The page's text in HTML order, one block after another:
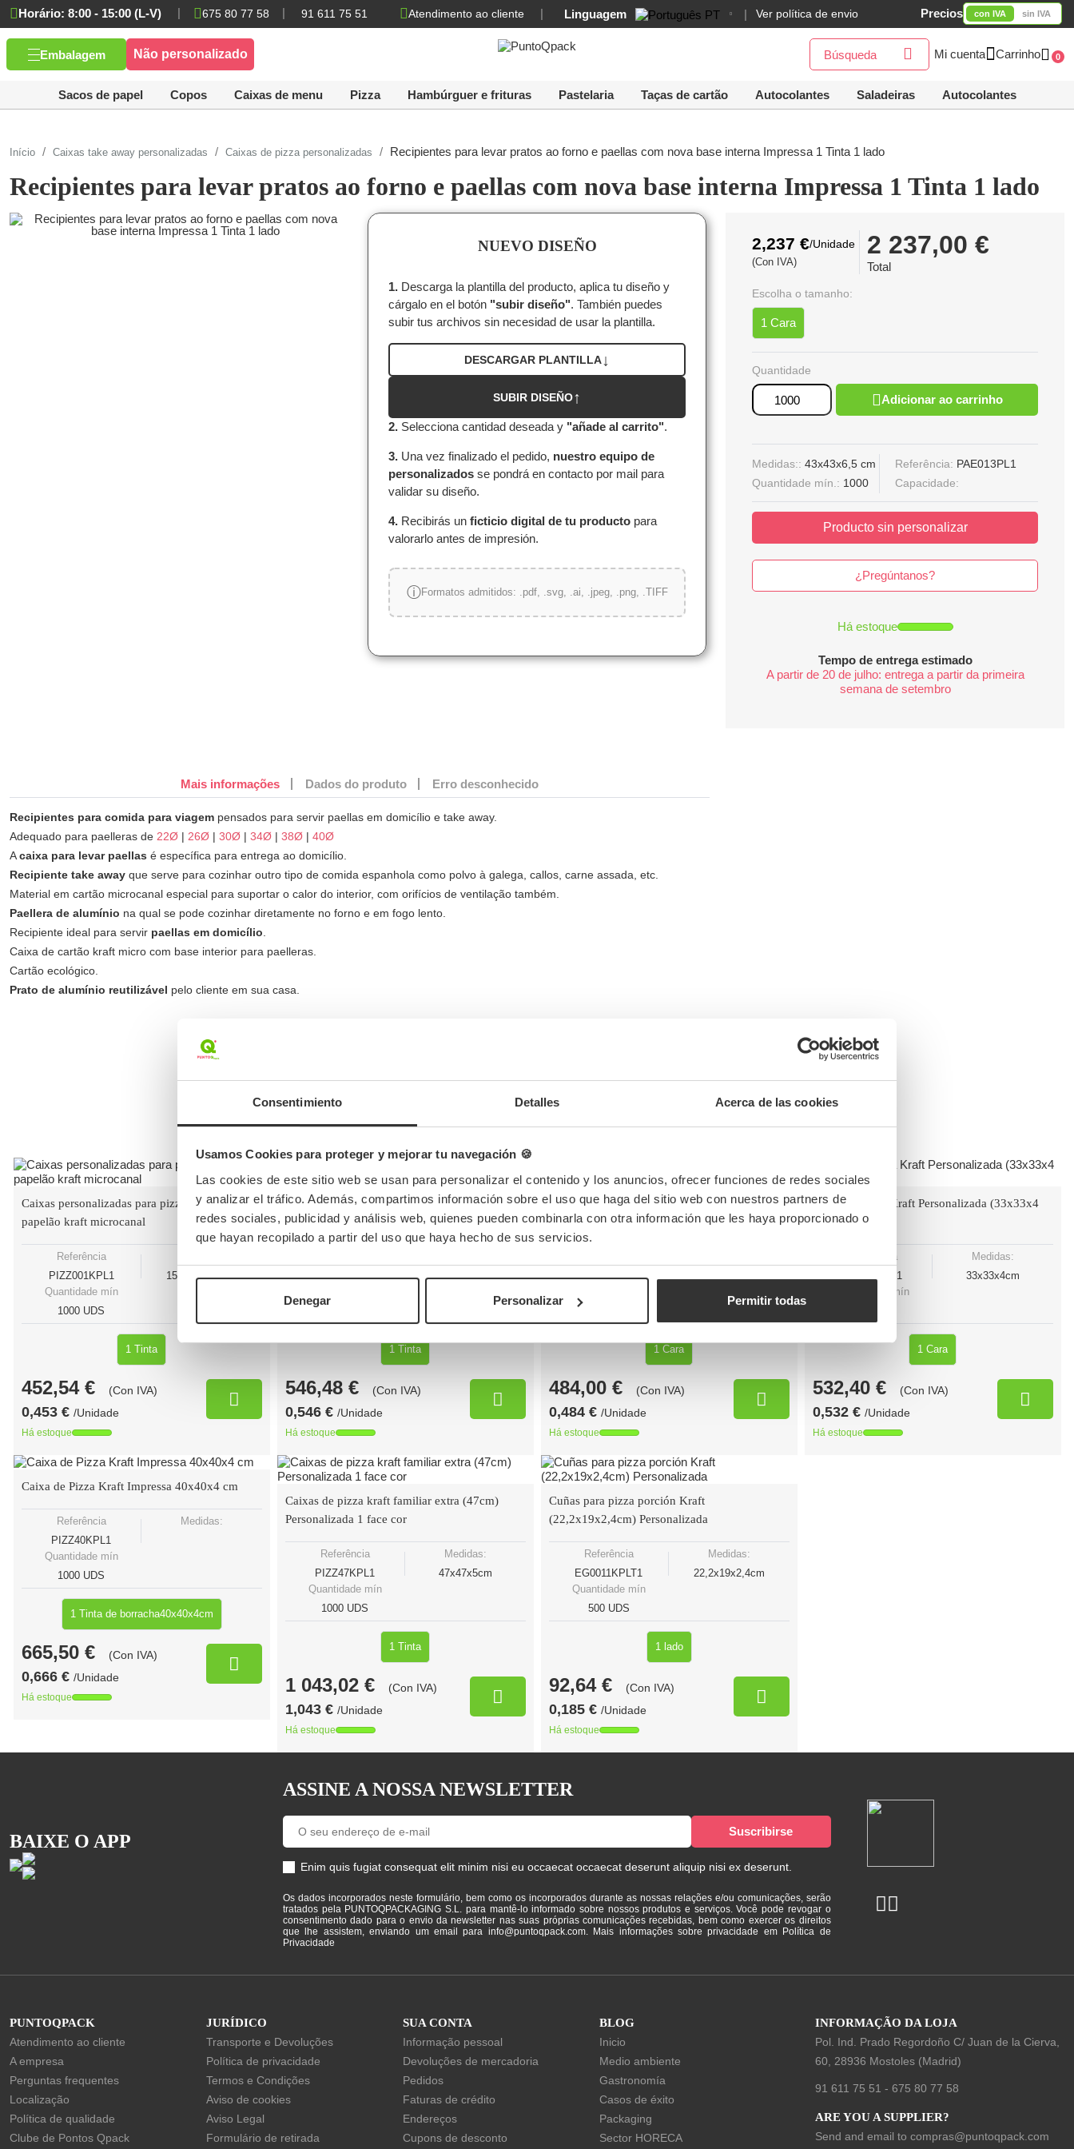
Consentimiento Detalles Acerca de las cookies
Usamos Cookies para proteger y mejorar tu navegación 🍪
Las cookies de este sitio web se usan para personalizar el contenido y los anuncios, ofrecer funciones de redes sociales
y analizar el tráfico. Además, compartimos información sobre el uso que haga del sitio web con nuestros partners de
redes sociales, publicidad y análisis web, quienes pueden combinarla con otra información que les haya proporcionado o
que hayan recopilado a partir del uso que haya hecho de sus servicios.
Denegar Personalizar Permitir todas
Horário: 8:00 - 15:00 (L-V) 675 80 77 58 91 611 75 51 Atendimento ao cliente Linguagem Precios con IVA sin IVA
Ver política de envio
Embalagem Não personalizado Mi cuenta Carrinho 0
Sacos de papel Copos Caixas de menu Pizza Hambúrguer e frituras Pastelaria Taças de cartão Autocolantes Saladeiras Autocolantes
Início Caixas take away personalizadas Caixas de pizza personalizadas Recipientes para levar pratos ao forno e paellas com nova base interna Impressa 1 Tinta 1 lado
Recipientes para levar pratos ao forno e paellas com nova base interna Impressa 1 Tinta 1 lado
NUEVO DISEÑO
1. Descarga la plantilla del producto, aplica tu diseño y
cárgalo en el botón "subir diseño". También puedes
subir tus archivos sin necesidad de usar la plantilla.
DESCARGAR PLANTILLA
SUBIR DISEÑO
2. Selecciona cantidad deseada y "añade al carrito".
3. Una vez finalizado el pedido, nuestro equipo de
personalizados se pondrá en contacto por mail para
validar su diseño.
4. Recibirás un ficticio digital de tu producto para
valorarlo antes de impresión.
Formatos admitidos: .pdf, .svg, .ai, .jpeg, .png, .TIFF
2,237 €/Unidade
(Con IVA)
2 237,00 €
Total
Escolha o tamanho:
1 Cara
Quantidade
Adicionar ao carrinho
Medidas:: 43x43x6,5 cm Referência: PAE013PL1
Quantidade mín.: 1000 Capacidade:
Producto sin personalizar
¿Pregúntanos?
Há estoque
Tempo de entrega estimado
A partir de 20 de julho: entrega a partir da primeira
semana de setembro
Mais informações Dados do produto Erro desconhecido
Recipientes para comida para viagem pensados para servir paellas em domicílio e take away.
Adequado para paelleras de 22Ø | 26Ø | 30Ø | 34Ø | 38Ø | 40Ø
Acaixa para levar paellas é específica para entrega ao domicílio.
Recipiente take away que serve para cozinhar outro tipo de comida espanhola como polvo à galega, callos, carne assada, etc.
Material em cartão microcanal especial para suportar o calor do interior, com orifícios de ventilação também.
Paellera de alumínio na qual se pode cozinhar diretamente no forno e em fogo lento.
Recipiente ideal para servir paellas em domicílio
Caixa de cartão kraft micro com base interior para paelleras.
Cartão ecológico.
Prato de alumínio reutilizável pelo cliente em sua casa.
produtos relacionados
Caixas personalizadas para pizza calzone de
papelão kraft microcanal
Referência
PIZZ001KPL1
15,2x30,5x5cm
Quantidade mín
1000 UDS
1 Tinta
452,54 € (Con IVA)
0,453 € /Unidade
Há estoque
Caixas de pizza kraft pequenas (26cm)
Personalizadas 1 face 1 Tinta
PIZZ26KPL1
26x26x4cm
1 Tinta
546,48 € (Con IVA)
0,546 € /Unidade
Há estoque
Caixas de pizza kraft pequena-média (30cm)
personalizada
PIZZ30KPL1
1 Cara
484,00 € (Con IVA)
0,484 € /Unidade
Há estoque
Caixa de Pizza Kraft Personalizada (33x33x4
cm)
Referência
PIZZ33KPL1
Medidas:
33x33x4cm
Quantidade mín
1 Cara
532,40 € (Con IVA)
0,532 € /Unidade
Há estoque
Caixa de Pizza Kraft Impressa 40x40x4 cm
Referência
PIZZ40KPL1
Medidas:
Quantidade mín
1000 UDS
1 Tinta de borracha40x40x4cm
665,50 € (Con IVA)
0,666 € /Unidade
Há estoque
Caixas de pizza kraft familiar extra (47cm)
Personalizada 1 face cor
Referência
PIZZ47KPL1
Medidas:
47x47x5cm
Quantidade mín
1000 UDS
1 Tinta
1 043,02 € (Con IVA)
1,043 € /Unidade
Há estoque
Cuñas para pizza porción Kraft
(22,2x19x2,4cm) Personalizada
Referência
EG0011KPLT1
Medidas:
22,2x19x2,4cm
Quantidade mín
500 UDS
1 lado
92,64 € (Con IVA)
0,185 € /Unidade
Há estoque
BAIXE O APP
ASSINE A NOSSA NEWSLETTER
Enim quis fugiat consequat elit minim nisi eu occaecat occaecat deserunt aliquip nisi ex deserunt.
Os dados incorporados neste formulário, bem como os incorporados durante as nossas relações e/ou comunicações, serão
tratados pela PUNTOQPACKAGING S.L. para mantê-lo informado sobre nossos produtos e serviços. Você pode revogar o
consentimento dado para o envio da newsletter nas suas próprias comunicações recebidas, bem como exercer os direitos
que lhe assistem, enviando um email para info@puntoqpack.com. Mais informações sobre privacidade em Política de
Privacidade
PUNTOQPACK
Atendimento ao cliente
A empresa
Perguntas frequentes
Localização
Política de qualidade
Clube de Pontos Qpack
JURÍDICO
Transporte e Devoluções
Política de privacidade
Termos e Condições
Aviso de cookies
Aviso Legal
Formulário de retirada
SUA CONTA
Informação pessoal
Devoluções de mercadoria
Pedidos
Faturas de crédito
Endereços
Cupons de desconto
BLOG
Inicio
Medio ambiente
Gastronomía
Casos de éxito
Packaging
Sector HORECA
INFORMAÇÃO DA LOJA
Pol. Ind. Prado Regordoño C/ Juan de la Cierva,
60, 28936 Mostoles (Madrid)
91 611 75 51 - 675 80 77 58
ARE YOU A SUPPLIER?
Send and email to compras@puntoqpack.com